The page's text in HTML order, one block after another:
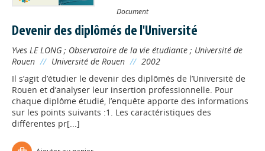
Document
Devenir des diplômés de l'Université
Yves LE LONG ; Observatoire de la vie étudiante ; Université de
Rouen // Université de Rouen // 2002
Il s’agit d’étudier le devenir des diplômés de l’Université de
Rouen et d’analyser leur insertion professionnelle. Pour
chaque diplôme étudié, l’enquête apporte des informations
sur les points suivants :1. Les caractéristiques des
différentes pr[...]